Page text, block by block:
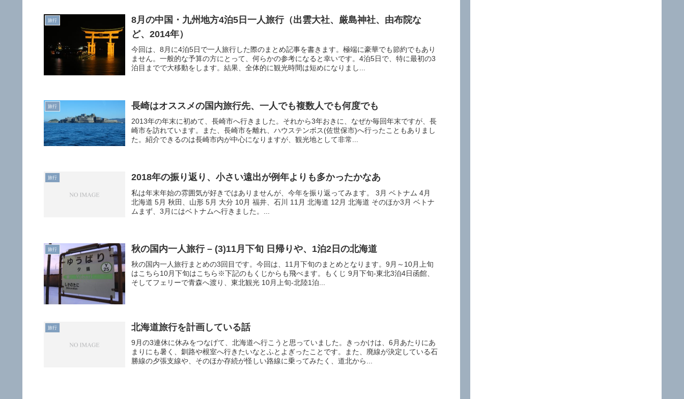
旅行
8月の中国・九州地方4泊5日一人旅行（出雲大社、厳島神社、由布院な
ど、2014年）
今回は、8月に4泊5日で一人旅行した際のまとめ記事を書きます。極端に豪華でも節約でもあり
ません。一般的な予算の方にとって、何らかの参考になると幸いです。4泊5日で、特に最初の3
泊目までで大移動をします。結果、全体的に観光時間は短めになりまし...
旅行 長崎はオススメの国内旅行先、一人でも複数人でも何度でも
2013年の年末に初めて、長崎市へ行きました。それから3年おきに、なぜか毎回年末ですが、長
崎市を訪れています。また、長崎市を離れ、ハウステンボス(佐世保市)へ行ったこともありまし
た。紹介できるのは長崎市内が中心になりますが、観光地として非常...
旅行 2018年の振り返り、小さい遠出が例年よりも多かったかなあ
私は年末年始の雰囲気が好きではありませんが、今年を振り返ってみます。 3月 ベトナム 4月
北海道 5月 秋田、山形 5月 大分 10月 福井、石川 11月 北海道 12月 北海道 そのほか3月 ベトナ
ムまず、3月にはベトナムへ行きました。...
旅行 秋の国内一人旅行 – (3)11月下旬 日帰りや、1泊2日の北海道
秋の国内一人旅行まとめの3回目です。今回は、11月下旬のまとめとなります。9月～10月上旬
はこちら10月下旬はこちら※下記のもくじからも飛べます。もくじ 9月下旬-東北3泊4日函館、
そしてフェリーで青森へ渡り、東北観光 10月上旬-北陸1泊...
旅行 北海道旅行を計画している話
9月の3連休に休みをつなげて、北海道へ行こうと思っていました。きっかけは、6月あたりにあ
まりにも暑く、釧路や根室へ行きたいなとふとよぎったことです。また、廃線が決定している石
勝線の夕張支線や、そのほか存続が怪しい路線に乗ってみたく、道北から...